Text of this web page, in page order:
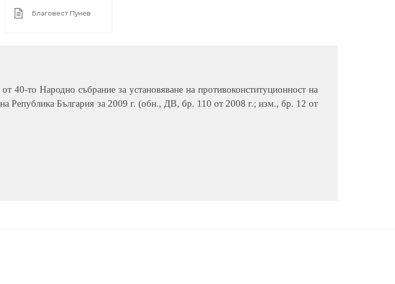
Благовест Пунев
40-то Народно събрание за установяване на противоконституционност на
Република България за 2009 г. (обн., ДВ, бр. 110 от 2008 г.; изм., бр. 12 от